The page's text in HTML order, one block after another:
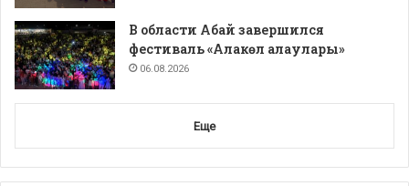
В области Абай завершился
фестиваль «Алакөл алаулары»
06.08.2026
Еще